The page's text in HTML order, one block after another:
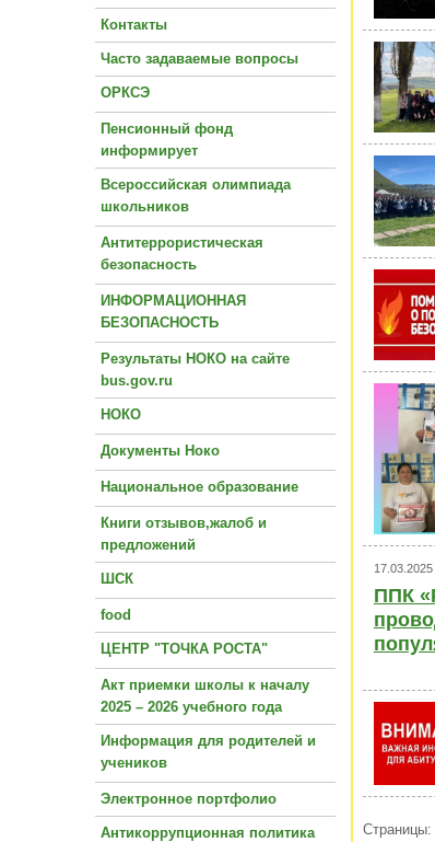
Контакты
Часто задаваемые вопросы
ОРКСЭ
Пенсионный фонд
информирует
Всероссийская олимпиада
школьников
Антитеррористическая
безопасность
ИНФОРМАЦИОННАЯ
БЕЗОПАСНОСТЬ
Результаты НОКО на сайте
bus.gov.ru
НОКО
Документы Ноко
Национальное образование
Книги отзывов,жалоб и
предложений
ШСК
food
ЦЕНТР "ТОЧКА РОСТА"
Акт приемки школы к началу
2025 – 2026 учебного года
Информация для родителей и
учеников
Электронное портфолио
Антикоррупционная политика
17.03.2025
ППК
Страницы: